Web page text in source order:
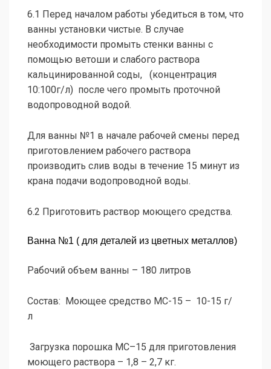
6.1 Перед началом работы убедиться в том, что
ванны установки чистые. В случае
необходимости промыть стенки ванны с
помощью ветоши и слабого раствора
кальцинированной соды, (концентрация
10:100г/л) после чего промыть проточной
водопроводной водой.
Для ванны №1 в начале рабочей смены перед
приготовлением рабочего раствора
производить слив воды в течение 15 минут из
крана подачи водопроводной воды.
6.2 Приготовить раствор моющего средства.
Ванна №1 ( для деталей из цветных металлов)
Рабочий объем ванны – 180 литров
Состав: Моющее средство МС-15 – 10-15 г/
л
Загрузка порошка МС–15 для приготовления
моющего раствора – 1,8 – 2,7 кг.